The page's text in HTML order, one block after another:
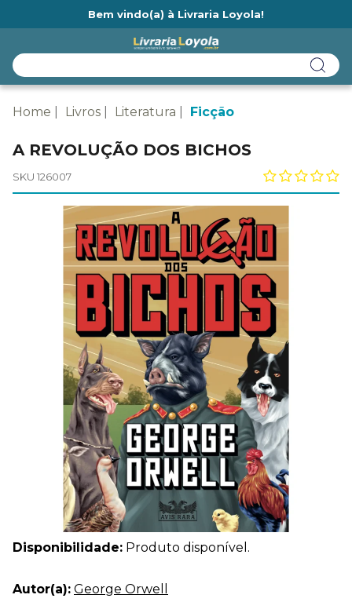
Bem vindo(a) à Livraria Loyola!
Home Livros Literatura Ficção
A REVOLUÇÃO DOS BICHOS
SKU 126007
Disponibilidade: Produto disponível.
Autor(a): George Orwell